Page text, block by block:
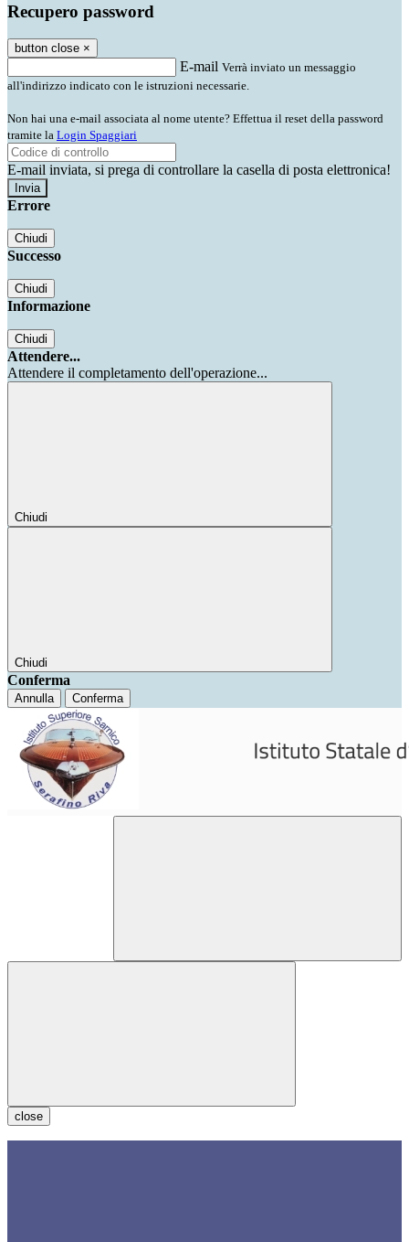
Recupero password
button close ×
E-mail Verrà inviato un messaggio
all'indirizzo indicato con le istruzioni necessarie.
Non hai una e-mail associata al nome utente? Effettua il reset della password
tramite la Login Spaggiari
E-mail inviata, si prega di controllare la casella di posta elettronica!
Errore
Chiudi
Successo
Chiudi
Informazione
Chiudi
Attendere...
Attendere il completamento dell'operazione...
Chiudi
Chiudi
Conferma
Annulla Conferma
close